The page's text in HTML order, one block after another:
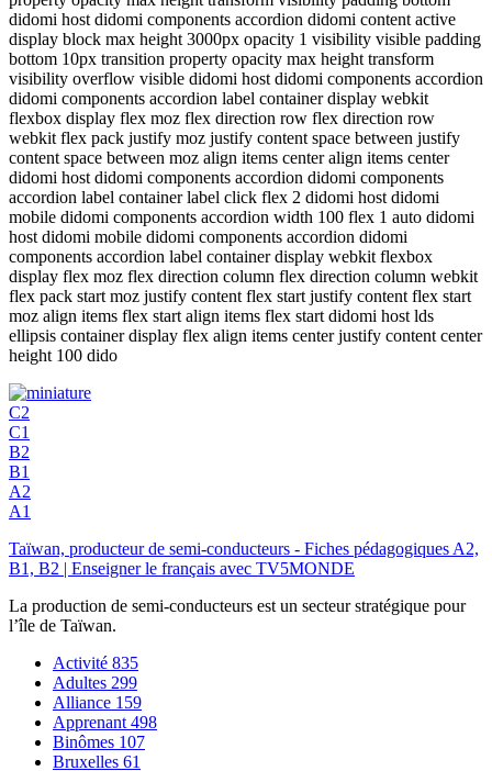
didomi host didomi components accordion didomi content active
display block max height 3000px opacity 1 visibility visible padding
bottom 10px transition property opacity max height transform
visibility overflow visible didomi host didomi components accordion
didomi components accordion label container display webkit
flexbox display flex moz flex direction row flex direction row
webkit flex pack justify moz justify content space between justify
content space between moz align items center align items center
didomi host didomi components accordion didomi components
accordion label container label click flex 2 didomi host didomi
mobile didomi components accordion width 100 flex 1 auto didomi
host didomi mobile didomi components accordion didomi
components accordion label container display webkit flexbox
display flex moz flex direction column flex direction column webkit
flex pack start moz justify content flex start justify content flex start
moz align items flex start align items flex start didomi host lds
ellipsis container display flex align items center justify content center
height 100 dido
C2
C1
B2
B1
A2
A1
Taïwan, producteur de semi-conducteurs - Fiches pédagogiques A2,
B1, B2 | Enseigner le français avec TV5MONDE
La production de semi-conducteurs est un secteur stratégique pour
l’île de Taïwan.
Activité 835
Adultes 299
Alliance 159
Apprenant 498
Binômes 107
Bruxelles 61